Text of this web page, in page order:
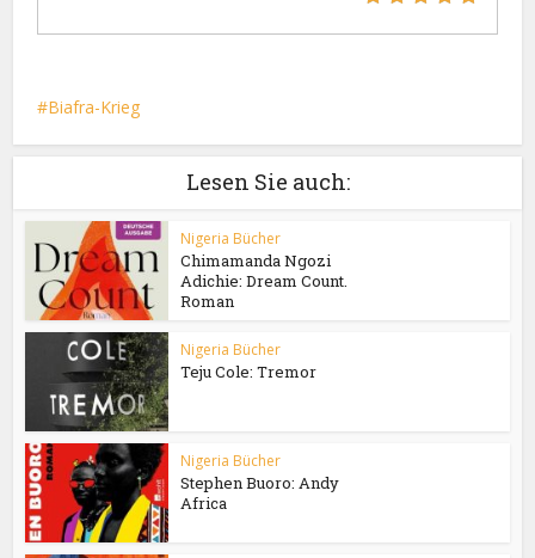
Biafra-Krieg
Lesen Sie auch:
Nigeria Bücher
Chimamanda Ngozi
Adichie: Dream Count.
Roman
Nigeria Bücher
Teju Cole: Tremor
Nigeria Bücher
Stephen Buoro: Andy
Africa